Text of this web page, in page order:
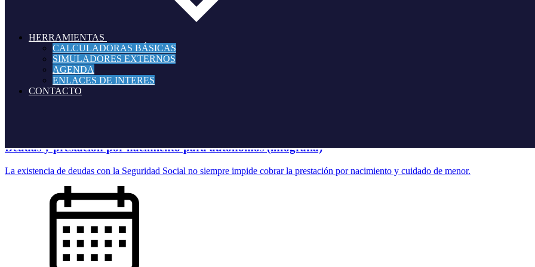
HERRAMIENTAS
CALCULADORAS BÁSICAS
SIMULADORES EXTERNOS
AGENDA
ENLACES DE INTERES
CONTACTO
La sanción por tener una sociedad instrumental debe calcularse sobre la diferencia entre la cuota no ingresada por el socio y la cuota
Deudas y prestación por nacimiento para autónomos (infografía)
La existencia de deudas con la Seguridad Social no siempre impide cobrar la prestación por nacimiento y cuidado de menor.